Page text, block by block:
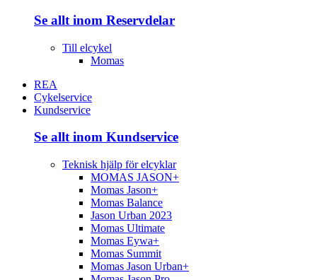
Se allt inom Reservdelar
Till elcykel
Momas
REA
Cykelservice
Kundservice
Se allt inom Kundservice
Teknisk hjälp för elcyklar
MOMAS JASON+
Momas Jason+
Momas Balance
Jason Urban 2023
Momas Ultimate
Momas Eywa+
Momas Summit
Momas Jason Urban+